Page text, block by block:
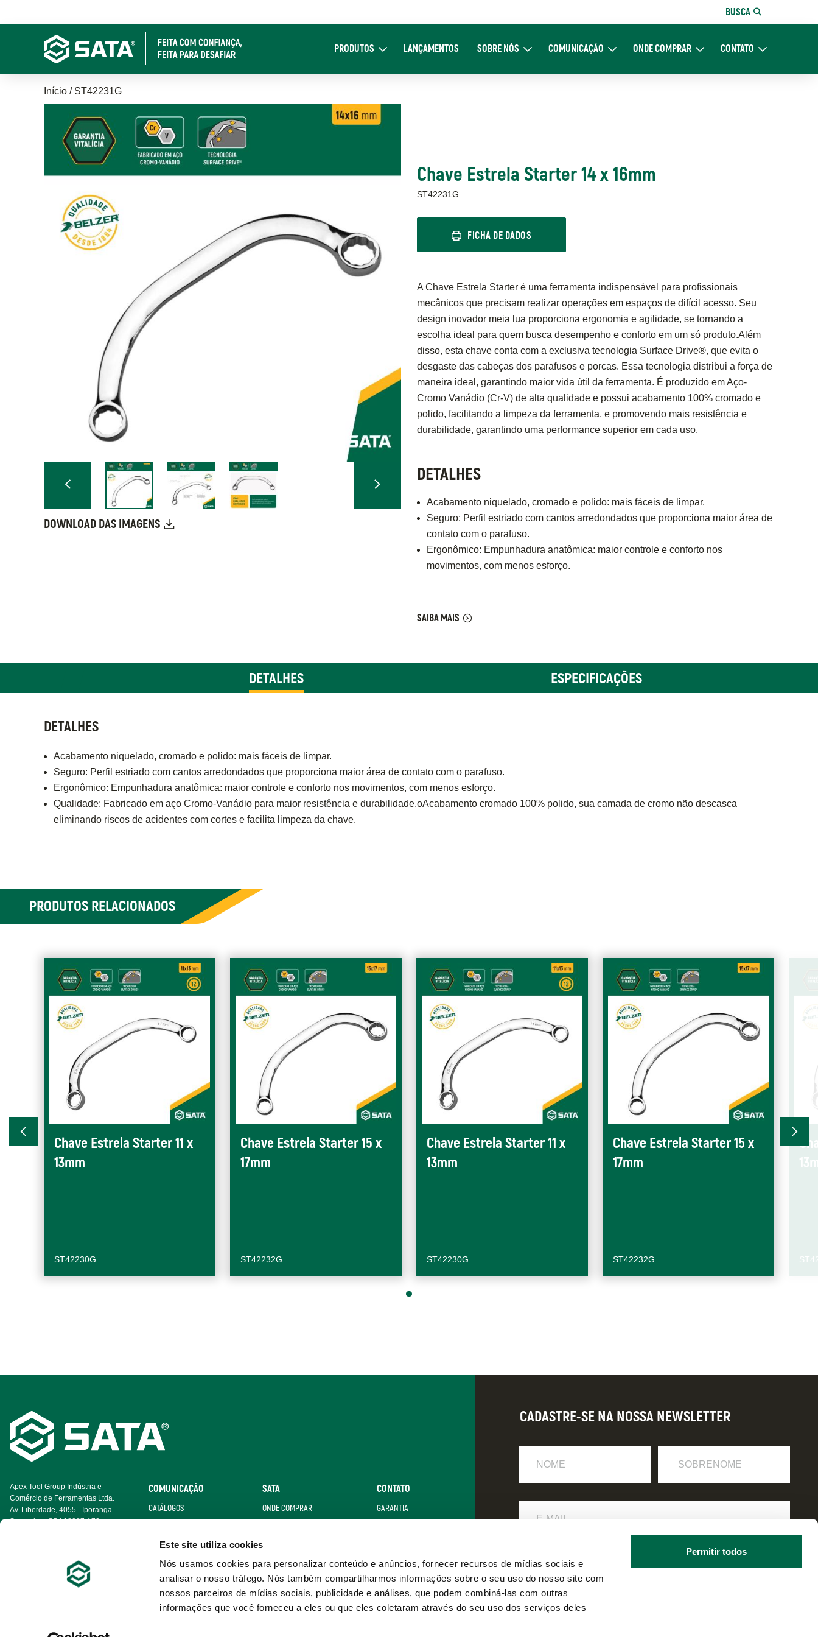
Este site utiliza cookies
Nós usamos cookies para personalizar conteúdo e anúncios, fornecer recursos de mídias sociais e
analisar o nosso tráfego. Nós também compartilharmos informações sobre o seu uso do nosso site com
nossos parceiros de mídias sociais, publicidade e análises, que podem combiná-las com outras
informações que você forneceu a eles ou que eles coletaram através do seu uso dos serviços deles
Permitir todos
para
BUSCA
PRODUTOSExpand ProdutosLANÇAMENTOS SOBRE NÓSExpand Sobre NósCOMUNICAÇÃOExpand ComunicaçãoONDE COMPRARExpand Onde Comprar
CONTATOExpand Contato
Trilha
navegação
Início ST42231G
DOWNLOAD DAS IMAGENS
Chave Estrela Starter 14 x 16mm
ST42231G
FICHA DE DADOS
A Chave Estrela Starter é uma ferramenta indispensável para profissionais
mecânicos que precisam realizar operações em espaços de difícil acesso. Seu
design inovador meia lua proporciona ergonomia e agilidade, se tornando a
escolha ideal para quem busca desempenho e conforto em um só produto.Além
disso, esta chave conta com a exclusiva tecnologia Surface Drive®, que evita o
desgaste das cabeças dos parafusos e porcas. Essa tecnologia distribui a força de
maneira ideal, garantindo maior vida útil da ferramenta. É produzido em Aço-
Cromo Vanádio (Cr-V) de alta qualidade e possui acabamento 100% cromado e
polido, facilitando a limpeza da ferramenta, e promovendo mais resistência e
durabilidade, garantindo uma performance superior em cada uso.
DETALHES
Acabamento niquelado, cromado e polido: mais fáceis de limpar.
Seguro: Perfil estriado com cantos arredondados que proporciona maior área de
contato com o parafuso.
Ergonômico: Empunhadura anatômica: maior controle e conforto nos
movimentos, com menos esforço.
SAIBA MAIS
DETALHES ESPECIFICAÇÕES
DETALHES
Acabamento niquelado, cromado e polido: mais fáceis de limpar.
Seguro: Perfil estriado com cantos arredondados que proporciona maior área de contato com o parafuso.
Ergonômico: Empunhadura anatômica: maior controle e conforto nos movimentos, com menos esforço.
Qualidade: Fabricado em aço Cromo-Vanádio para maior resistência e durabilidade.oAcabamento cromado 100% polido, sua camada de cromo não descasca
eliminando riscos de acidentes com cortes e facilita limpeza da chave.
PRODUTOS RELACIONADOS
Chave Estrela Starter 11 x
13mm
ST42230G
Chave Estrela Starter 15 x
17mm
ST42232G
Chave Estrela Starter 11 x
13mm
ST42230G
Chave Estrela Starter 15 x
17mm
ST42232G
Footer
Navigation
Apex Tool Group Indústria e
Comércio de Ferramentas Ltda.
Av. Liberdade, 4055 - Iporanga
Sorocaba - SP | 18087-170
COMUNICAÇÃO
CATÁLOGOS
GALERIA DE VÍDEO
SATA
ONDE COMPRAR
CONTATO
GARANTIA
CADASTRE-SE NA NOSSA NEWSLETTER
Mail
Eu li e estou de acordo com a